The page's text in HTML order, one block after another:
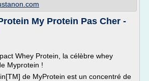
My Protein Pas Cher -
Whey Protein, la célèbre whey
Myprotein !
de MyProtein est un concentré de